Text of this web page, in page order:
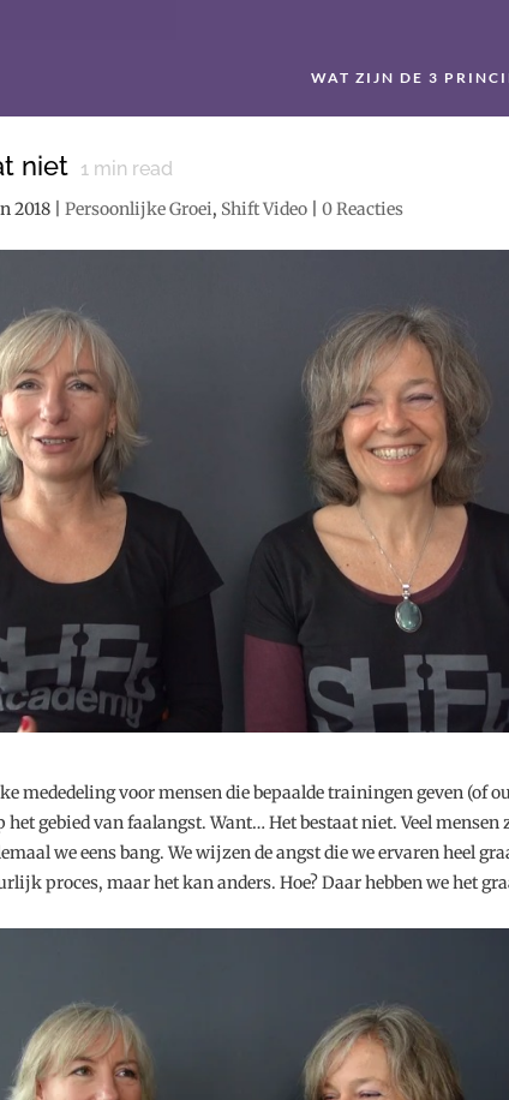
WAT ZIJN DE 3
niet 1 min read
2018 Persoonlijke Groei, Shift Video 0 Reacties
mededeling voor mensen die bepaalde trainingen geven (of
het gebied van faalangst. Want… Het bestaat niet. Veel
we eens bang. We wijzen de angst die we ervaren heel
proces, maar het kan anders. Hoe? Daar hebben we het